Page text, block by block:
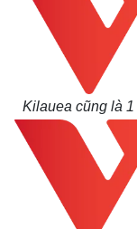
Kilauea cũng là